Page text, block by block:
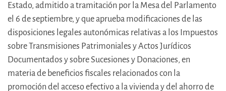
Estado, admitido a tramitación por la Mesa del Parlamento
el 6 de septiembre, y que aprueba modificaciones de las
disposiciones legales autonómicas relativas a los Impuestos
sobre Transmisiones Patrimoniales y Actos Jurídicos
Documentados y sobre Sucesiones y Donaciones, en
materia de beneficios fiscales relacionados con la
promoción del acceso efectivo a la vivienda y del ahorro de